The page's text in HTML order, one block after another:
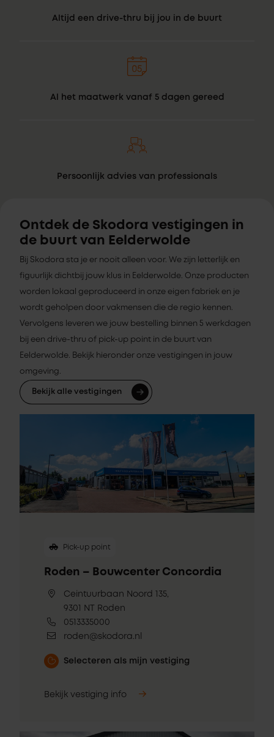
Altijd een drive-thru bij jou in de buurt
Al het maatwerk vanaf 5 dagen gereed
Persoonlijk advies van professionals
Ontdek de Skodora vestigingen in
de buurt van Eelderwolde
Bij Skodora sta je er nooit alleen voor. We zijn letterlijk en
figuurlijk dichtbij jouw klus in Eelderwolde. Onze producten
worden lokaal geproduceerd in onze eigen fabriek en je
wordt geholpen door vakmensen die de regio kennen.
Vervolgens leveren we jouw bestelling binnen 5 werkdagen
bij een drive-thru of pick-up point in de buurt van
Eelderwolde. Bekijk hieronder onze vestigingen in jouw
omgeving.
Bekijk alle vestigingen
Pick-up point
Roden – Bouwcenter Concordia
Ceintuurbaan Noord 135,
9301 NT Roden
0513335000
roden@skodora.nl
Selecteren als mijn vestiging
Bekijk vestiging info